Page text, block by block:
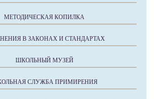
МЕТОДИЧЕСКАЯ КОПИЛКА
В ЗАКОНАХ И СТАНДАРТАХ
ШКОЛЬНЫЙ МУЗЕЙ
СЛУЖБА ПРИМИРЕНИЯ